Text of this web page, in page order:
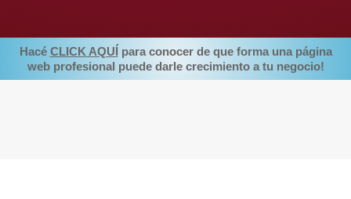
Hacé CLICK AQUÍpara conocer de que forma una página
web profesional puede darle crecimiento a tu negocio!